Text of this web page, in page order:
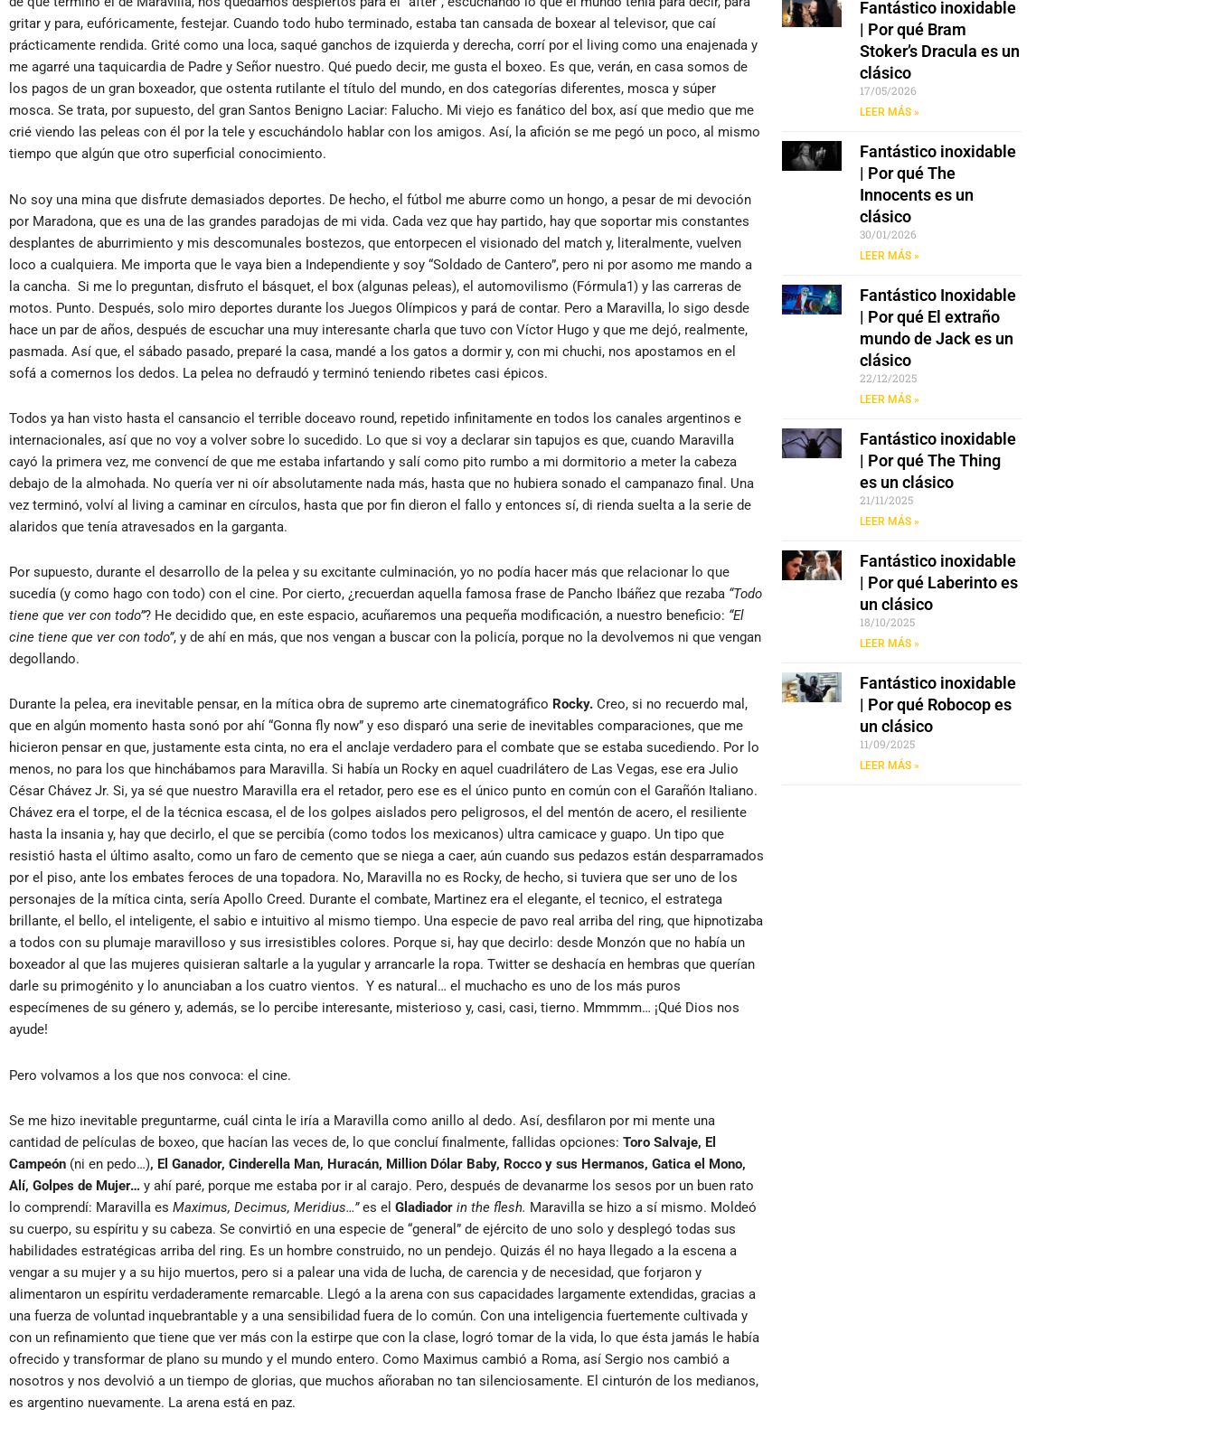
gritar y para, eufóricamente, festejar. Cuando todo hubo terminado, estaba tan cansada de boxear al televisor, que caí
prácticamente rendida. Grité como una loca, saqué ganchos de izquierda y derecha, corrí por el living como una enajenada y
me agarré una taquicardia de Padre y Señor nuestro. Qué puedo decir, me gusta el boxeo. Es que, verán, en casa somos de
los pagos de un gran boxeador, que ostenta rutilante el título del mundo, en dos categorías diferentes, mosca y súper
mosca. Se trata, por supuesto, del gran Santos Benigno Laciar: Falucho. Mi viejo es fanático del box, así que medio que me
crié viendo las peleas con él por la tele y escuchándolo hablar con los amigos. Así, la afición se me pegó un poco, al mismo
tiempo que algún que otro superficial conocimiento.
No soy una mina que disfrute demasiados deportes. De hecho, el fútbol me aburre como un hongo, a pesar de mi devoción
por Maradona, que es una de las grandes paradojas de mi vida. Cada vez que hay partido, hay que soportar mis constantes
desplantes de aburrimiento y mis descomunales bostezos, que entorpecen el visionado del match y, literalmente, vuelven
loco a cualquiera. Me importa que le vaya bien a Independiente y soy “Soldado de Cantero”, pero ni por asomo me mando a
la cancha. Si me lo preguntan, disfruto el básquet, el box (algunas peleas), el automovilismo (Fórmula1) y las carreras de
motos. Punto. Después, solo miro deportes durante los Juegos Olímpicos y pará de contar. Pero a Maravilla, lo sigo desde
hace un par de años, después de escuchar una muy interesante charla que tuvo con Víctor Hugo y que me dejó, realmente,
pasmada. Así que, el sábado pasado, preparé la casa, mandé a los gatos a dormir y, con mi chuchi, nos apostamos en el
sofá a comernos los dedos. La pelea no defraudó y terminó teniendo ribetes casi épicos.
Todos ya han visto hasta el cansancio el terrible doceavo round, repetido infinitamente en todos los canales argentinos e
internacionales, así que no voy a volver sobre lo sucedido. Lo que si voy a declarar sin tapujos es que, cuando Maravilla
cayó la primera vez, me convencí de que me estaba infartando y salí como pito rumbo a mi dormitorio a meter la cabeza
debajo de la almohada. No quería ver ni oír absolutamente nada más, hasta que no hubiera sonado el campanazo final. Una
vez terminó, volví al living a caminar en círculos, hasta que por fin dieron el fallo y entonces sí, di rienda suelta a la serie de
alaridos que tenía atravesados en la garganta.
Por supuesto, durante el desarrollo de la pelea y su excitante culminación, yo no podía hacer más que relacionar lo que
sucedía (y como hago con todo) con el cine. Por cierto, ¿recuerdan aquella famosa frase de Pancho Ibáñez que rezaba “Todo
tiene que ver con todo”? He decidido que, en este espacio, acuñaremos una pequeña modificación, a nuestro beneficio: “El
cine tiene que ver con todo”, y de ahí en más, que nos vengan a buscar con la policía, porque no la devolvemos ni que vengan
degollando.
Durante la pelea, era inevitable pensar, en la mítica obra de supremo arte cinematográfico Rocky. Creo, si no recuerdo mal,
que en algún momento hasta sonó por ahí “Gonna fly now” y eso disparó una serie de inevitables comparaciones, que me
hicieron pensar en que, justamente esta cinta, no era el anclaje verdadero para el combate que se estaba sucediendo. Por lo
menos, no para los que hinchábamos para Maravilla. Si había un Rocky en aquel cuadrilátero de Las Vegas, ese era Julio
César Chávez Jr. Si, ya sé que nuestro Maravilla era el retador, pero ese es el único punto en común con el Garañón Italiano.
Chávez era el torpe, el de la técnica escasa, el de los golpes aislados pero peligrosos, el del mentón de acero, el resiliente
hasta la insania y, hay que decirlo, el que se percibía (como todos los mexicanos) ultra camicace y guapo. Un tipo que
resistió hasta el último asalto, como un faro de cemento que se niega a caer, aún cuando sus pedazos están desparramados
por el piso, ante los embates feroces de una topadora. No, Maravilla no es Rocky, de hecho, si tuviera que ser uno de los
personajes de la mítica cinta, sería Apollo Creed. Durante el combate, Martinez era el elegante, el tecnico, el estratega
brillante, el bello, el inteligente, el sabio e intuitivo al mismo tiempo. Una especie de pavo real arriba del ring, que hipnotizaba
a todos con su plumaje maravilloso y sus irresistibles colores. Porque si, hay que decirlo: desde Monzón que no había un
boxeador al que las mujeres quisieran saltarle a la yugular y arrancarle la ropa. Twitter se deshacía en hembras que querían
darle su primogénito y lo anunciaban a los cuatro vientos. Y es natural… el muchacho es uno de los más puros
especímenes de su género y, además, se lo percibe interesante, misterioso y, casi, casi, tierno. Mmmmm… ¡Qué Dios nos
ayude!
Pero volvamos a los que nos convoca: el cine.
Se me hizo inevitable preguntarme, cuál cinta le iría a Maravilla como anillo al dedo. Así, desfilaron por mi mente una
cantidad de películas de boxeo, que hacían las veces de, lo que concluí finalmente, fallidas opciones: Toro Salvaje, El
Campeón (ni en pedo…), El Ganador, Cinderella Man, Huracán, Million Dólar Baby, Rocco y sus Hermanos, Gatica el Mono,
Alí, Golpes de Mujer… y ahí paré, porque me estaba por ir al carajo. Pero, después de devanarme los sesos por un buen rato
lo comprendí: Maravilla es Maximus, Decimus, Meridius…”es el Gladiador in the flesh. Maravilla se hizo a sí mismo. Moldeó
su cuerpo, su espíritu y su cabeza. Se convirtió en una especie de “general” de ejército de uno solo y desplegó todas sus
habilidades estratégicas arriba del ring. Es un hombre construido, no un pendejo. Quizás él no haya llegado a la escena a
vengar a su mujer y a su hijo muertos, pero si a palear una vida de lucha, de carencia y de necesidad, que forjaron y
alimentaron un espíritu verdaderamente remarcable. Llegó a la arena con sus capacidades largamente extendidas, gracias a
una fuerza de voluntad inquebrantable y a una sensibilidad fuera de lo común. Con una inteligencia fuertemente cultivada y
con un refinamiento que tiene que ver más con la estirpe que con la clase, logró tomar de la vida, lo que ésta jamás le había
ofrecido y transformar de plano su mundo y el mundo entero. Como Maximus cambió a Roma, así Sergio nos cambió a
nosotros y nos devolvió a un tiempo de glorias, que muchos añoraban no tan silenciosamente. El cinturón de los medianos,
es argentino nuevamente. La arena está en paz.
Fantástico inoxidable
| Por qué Bram
Stoker’s Dracula es un
clásico
17/05/2026
LEER MÁS »
Fantástico inoxidable
| Por qué The
Innocents es un
clásico
30/01/2026
LEER MÁS »
Fantástico Inoxidable
| Por qué El extraño
mundo de Jack es un
clásico
22/12/2025
LEER MÁS »
Fantástico inoxidable
| Por qué The Thing
es un clásico
21/11/2025
LEER MÁS »
Fantástico inoxidable
| Por qué Laberinto es
un clásico
18/10/2025
LEER MÁS »
Fantástico inoxidable
| Por qué Robocop es
un clásico
11/09/2025
LEER MÁS »